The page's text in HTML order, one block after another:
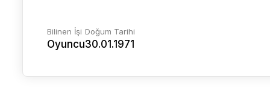
Bilinen İşi
Oyuncu
Doğum Tarihi
30.01.1971